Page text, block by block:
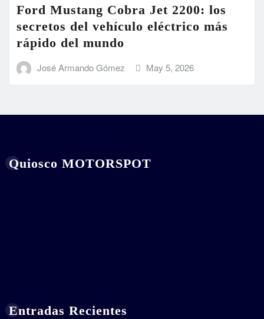
Ford Mustang Cobra Jet 2200: los
secretos del vehículo eléctrico más
rápido del mundo
José Armando Gómez May 5, 2026
Quiosco MOTORSPOT
Entradas Recientes